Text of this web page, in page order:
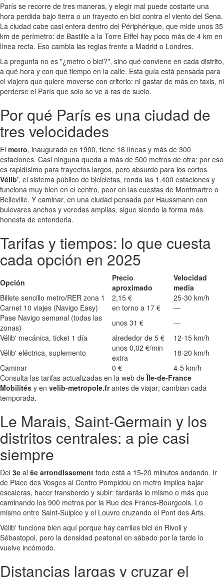
París se recorre de tres maneras, y elegir mal puede costarte una
hora perdida bajo tierra o un trayecto en bici contra el viento del Sena.
La ciudad cabe casi entera dentro del Périphérique, que mide unos 35
km de perímetro: de Bastille a la Torre Eiffel hay poco más de 4 km en
línea recta. Eso cambia las reglas frente a Madrid o Londres.
La pregunta no es "¿metro o bici?", sino qué conviene en cada distrito,
a qué hora y con qué tiempo en la calle. Esta guía está pensada para
el viajero que quiere moverse con criterio: ni gastar de más en taxis, ni
perderse el París que solo se ve a ras de suelo.
Por qué París es una ciudad de
tres velocidades
El metro, inaugurado en 1900, tiene 16 líneas y más de 300
estaciones. Casi ninguna queda a más de 500 metros de otra: por eso
es rapidísimo para trayectos largos, pero absurdo para los cortos.
Vélib', el sistema público de bicicletas, ronda las 1.400 estaciones y
funciona muy bien en el centro, peor en las cuestas de Montmartre o
Belleville. Y caminar, en una ciudad pensada por Haussmann con
bulevares anchos y veredas amplias, sigue siendo la forma más
honesta de entenderla.
Tarifas y tiempos: lo que cuesta
cada opción en 2025
Opción
Precio
aproximado
Velocidad
media
Billete sencillo metro/RER zona 1
2,15 €
25-30 km/h
Carnet 10 viajes (Navigo Easy)
en torno a 17 €
—
Pase Navigo semanal (todas las
zonas)
unos 31 €
—
Vélib' mecánica, ticket 1 día
alrededor de 5 €
12-15 km/h
Vélib' eléctrica, suplemento
unos 0,02 €/min
extra
18-20 km/h
Caminar
0 €
4-5 km/h
Consulta las tarifas actualizadas en la web deÎle-de-France
Mobilités y en velib-metropole.frantes de viajar; cambian cada
temporada.
Le Marais, Saint-Germain y los
distritos centrales: a pie casi
siempre
Del 3e al 6e arrondissement todo está a 15-20 minutos andando. Ir
de Place des Vosges al Centro Pompidou en metro implica bajar
escaleras, hacer transbordo y subir: tardarás lo mismo o más que
caminando los 900 metros por la Rue des Francs-Bourgeois. Lo
mismo entre Saint-Sulpice y el Louvre cruzando el Pont des Arts.
Vélib' funciona bien aquí porque hay carriles bici en Rivoli y
Sébastopol, pero la densidad peatonal en sábado por la tarde lo
vuelve incómodo.
Distancias largas y cruzar el